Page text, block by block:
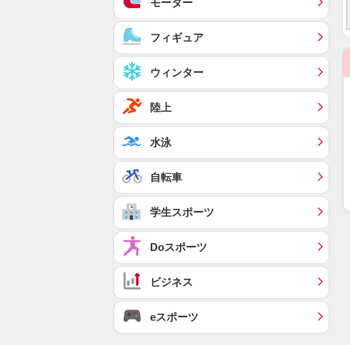
モーター
フィギュア
ウィンター
陸上
水泳
自転車
学生スポーツ
Doスポーツ
ビジネス
eスポーツ